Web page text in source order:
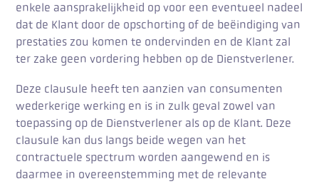
enkele aansprakelijkheid op voor een eventueel nadeel
dat de Klant door de opschorting of de beëindiging van
prestaties zou komen te ondervinden en de Klant zal
ter zake geen vordering hebben op de Dienstverlener.
Deze clausule heeft ten aanzien van consumenten
wederkerige werking en is in zulk geval zowel van
toepassing op de Dienstverlener als op de Klant. Deze
clausule kan dus langs beide wegen van het
contractuele spectrum worden aangewend en is
daarmee in overeenstemming met de relevante